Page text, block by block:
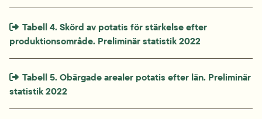
Extern länk som öppnas i nytt fönster eller ny flik.
Tabell 4. Skörd av potatis för stärkelse efter
produktionsområde. Preliminär statistik 2022
Extern länk som öppnas i nytt fönster eller ny flik.
Tabell 5. Obärgade arealer potatis efter län. Preliminär
statistik 2022